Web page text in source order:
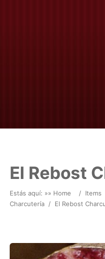
El Rebost
Estás aquí: »» Home / Items
Charcutería / El Rebost